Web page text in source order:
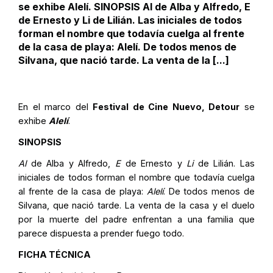
se exhibe Alelí. SINOPSIS Al de Alba y Alfredo, E
de Ernesto y Li de Lilián. Las iniciales de todos
forman el nombre que todavía cuelga al frente
de la casa de playa: Alelí. De todos menos de
Silvana, que nació tarde. La venta de la [...]
En el marco del Festival de Cine Nuevo, Detour se
exhibe Alelí.
SINOPSIS
Alde Alba y Alfredo, Ede Ernesto y Lide Lilián. Las
iniciales de todos forman el nombre que todavía cuelga
al frente de la casa de playa: Alelí. De todos menos de
Silvana, que nació tarde. La venta de la casa y el duelo
por la muerte del padre enfrentan a una familia que
parece dispuesta a prender fuego todo.
FICHA TÉCNICA